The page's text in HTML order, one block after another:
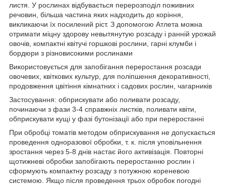
листя. У рослинах відбувається перерозподіл поживних
речовин, більша частина яких надходить до коріння,
викликаючи їх посилений ріст. З допомогою Атлета можна
отримати міцну здорову невытянутую розсаду і ранній урожай
овочів, компактні квітучі горшкові рослини, гарні клумби і
бордюри з різновисокими рослинами
Використовується для запобігання переростання розсади
овочевих, квіткових культур, для поліпшення декоративності,
продовження цвітіння кімнатних і садових рослин, чагарників
Застосування: обприскувати або поливати розсаду,
починаючи з фази 3-4 справжніх листків, поливати квіти,
обприскувати кущі у фазі бутонізації або при переростанні
При обробці томатів методом обприскування не допускається
проведення одноразової обробки, т. к. після уповільнення
зростання через 5-8 днів настає його активізація. Повторні
щотижневі обробки запобігають переростанню рослин і
сформують компактну розсаду з потужною кореневою
системою. Якщо після проведення трьох обробок погодні